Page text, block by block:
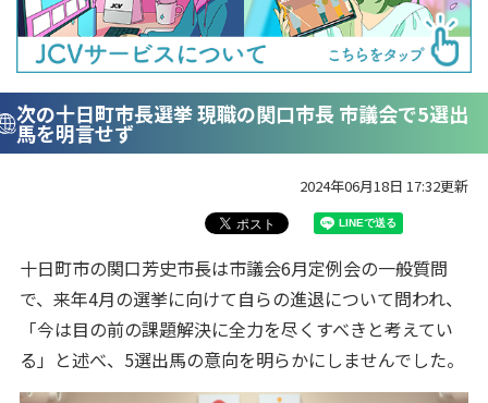
次の十日町市長選挙 現職の関口市長 市議会で5選出
馬を明言せず
2024年06月18日 17:32更新
十日町市の関口芳史市長は市議会6月定例会の一般質問
で、来年4月の選挙に向けて自らの進退について問われ、
「今は目の前の課題解決に全力を尽くすべきと考えてい
る」と述べ、5選出馬の意向を明らかにしませんでした。